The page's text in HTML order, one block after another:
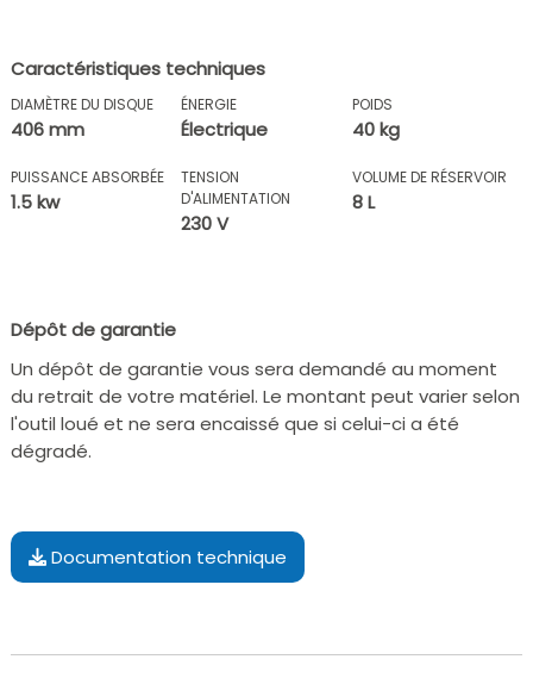
Caractéristiques techniques
DIAMÈTRE DU DISQUE
406 mm
ÉNERGIE
Électrique
POIDS
40 kg
PUISSANCE ABSORBÉE
1.5 kw
TENSION
D'ALIMENTATION
230 V
VOLUME DE RÉSERVOIR
8 L
Dépôt de garantie
Un dépôt de garantie vous sera demandé au moment
du retrait de votre matériel. Le montant peut varier selon
l'outil loué et ne sera encaissé que si celui-ci a été
dégradé.
Documentation technique